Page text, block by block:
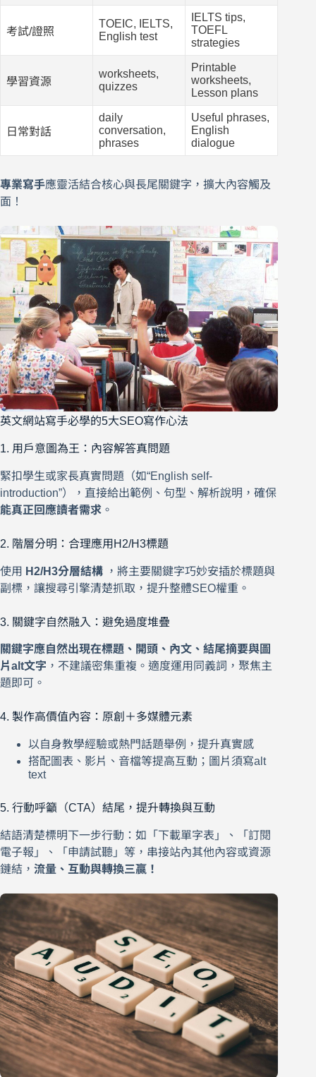
考試/證照
TOEIC, IELTS,
English test
IELTS tips,
TOEFL
strategies
學習資源
worksheets,
quizzes
Printable
worksheets,
Lesson plans
日常對話
daily
conversation,
phrases
Useful phrases,
English
dialogue
專業寫手應靈活結合核心與長尾關鍵字，擴大內容觸及
面！
英文網站寫手必學的5大SEO寫作心法
1. 用戶意圖為王：內容解答真問題
緊扣學生或家長真實問題（如“English self-
introduction”），直接給出範例、句型、解析說明，確保
能真正回應讀者需求 。
2. 階層分明：合理應用H2/H3標題
使用 H2/H3分層結構 ，將主要關鍵字巧妙安插於標題與
副標，讓搜尋引擎清楚抓取，提升整體SEO權重。
3. 關鍵字自然融入：避免過度堆疊
關鍵字應自然出現在標題、開頭、內文、結尾摘要與圖
片alt文字 ，不建議密集重複。適度運用同義詞，聚焦主
題即可。
4. 製作高價值內容：原創＋多媒體元素
以自身教學經驗或熱門話題舉例，提升真實感
搭配圖表、影片、音檔等提高互動；圖片須寫alt
text
5. 行動呼籲（CTA）結尾，提升轉換與互動
結語清楚標明下一步行動：如「下載單字表」、「訂閱
電子報」、「申請試聽」等，串接站內其他內容或資源
鏈結， 流量、互動與轉換三贏！